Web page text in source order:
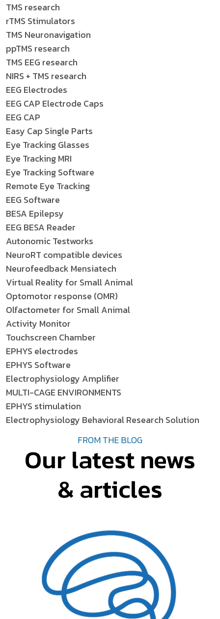
TMS research
rTMS Stimulators
TMS Neuronavigation
ppTMS research
TMS EEG research
NIRS + TMS research
EEG Electrodes
EEG CAP Electrode Caps
EEG CAP
Easy Cap Single Parts
Eye Tracking Glasses
Eye Tracking MRI
Eye Tracking Software
Remote Eye Tracking
EEG Software
BESA Epilepsy
EEG BESA Reader
Autonomic Testworks
NeuroRT compatible devices
Neurofeedback Mensiatech
Virtual Reality for Small Animal
Optomotor response (OMR)
Olfactometer for Small Animal
Activity Monitor
Touchscreen Chamber
EPHYS electrodes
EPHYS Software
Electrophysiology Amplifier
MULTI-CAGE ENVIRONMENTS
EPHYS stimulation
Electrophysiology Behavioral Research Solution
FROM THE BLOG
Our latest news
& articles